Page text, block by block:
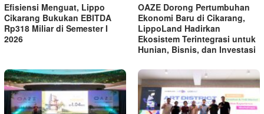
Efisiensi Menguat, Lippo
Cikarang Bukukan EBITDA
Rp318 Miliar di Semester I
2026
OAZE Dorong Pertumbuhan
Ekonomi Baru di Cikarang,
LippoLand Hadirkan
Ekosistem Terintegrasi untuk
Hunian, Bisnis, dan Investasi